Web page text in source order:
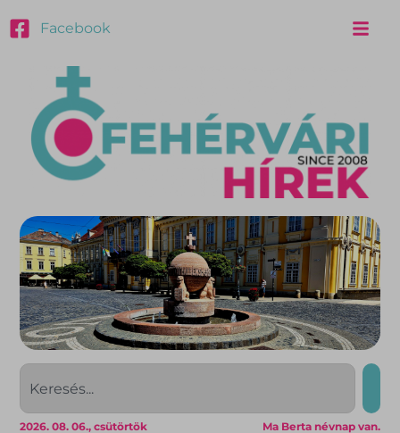
Facebook
Ma Berta névnap van.
2026. 08. 06., csütörtök